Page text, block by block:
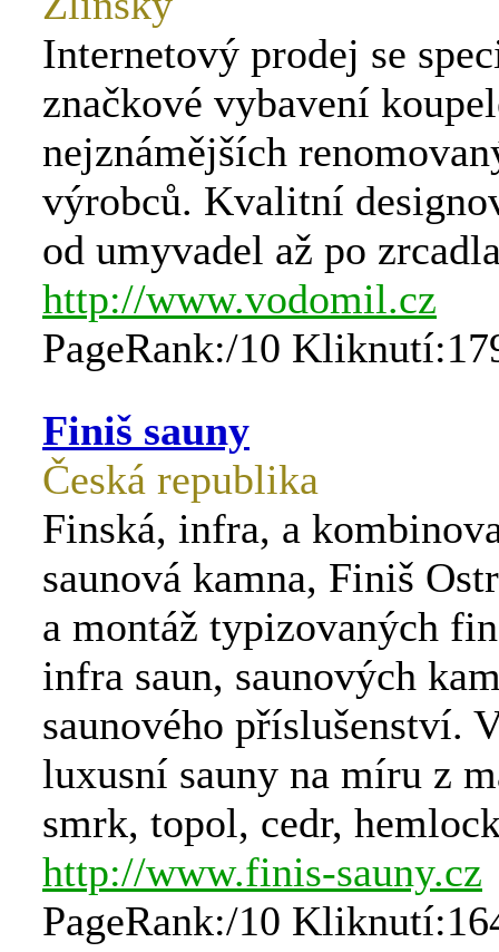
Internetový prodej se
značkové vybavení
nejznámějších
výrobců. Kvalitní
od umyvadel až po
http://www.vodomil.cz
PageRank:/10
Finiš sauny
Česká republika
Finská, infra, a
saunová kamna, Finiš
a montáž typizovaných
infra saun, saunových
saunového příslušenství.
luxusní sauny na míru z
smrk, topol, cedr,
http://www.finis-sauny.cz
PageRank:/10